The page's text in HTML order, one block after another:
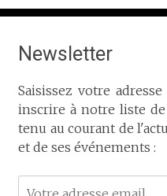
Newsletter
Saisissez votre
inscrire à notre liste
tenu au courant de
et de ses événements :